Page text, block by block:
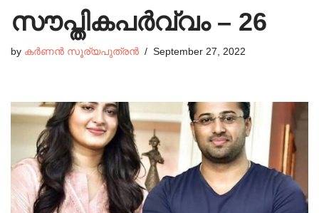
സൗപ്തികപർവ്വം – 26
by കർണൻ സൂര്യപുത്രൻ September 27, 2022